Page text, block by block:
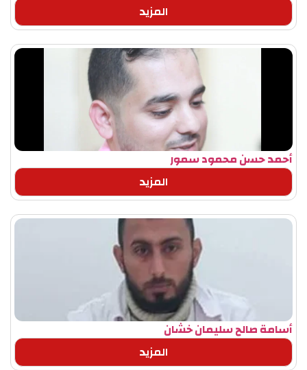
المزيد
أحمد حسن محمود سمور
المزيد
أسامة صالح سليمان خشان
المزيد